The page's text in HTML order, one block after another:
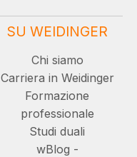
SU WEIDINGER
Chi siamo
Carriera in Weidinger
Formazione
professionale
Studi duali
wBlog -